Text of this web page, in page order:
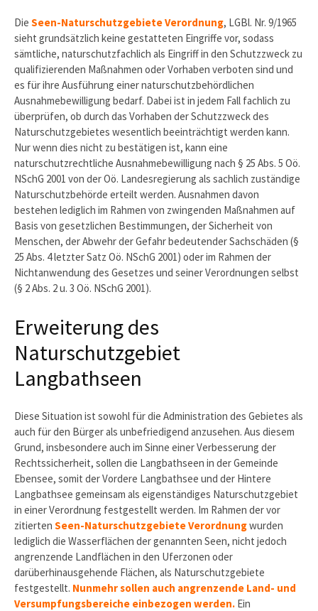
Die Seen-Naturschutzgebiete Verordnung, LGBl. Nr. 9/1965
sieht grundsätzlich keine gestatteten Eingriffe vor, sodass
sämtliche, naturschutzfachlich als Eingriff in den Schutzzweck zu
qualifizierenden Maßnahmen oder Vorhaben verboten sind und
es für ihre Ausführung einer naturschutzbehördlichen
Ausnahmebewilligung bedarf. Dabei ist in jedem Fall fachlich zu
überprüfen, ob durch das Vorhaben der Schutzzweck des
Naturschutzgebietes wesentlich beeinträchtigt werden kann.
Nur wenn dies nicht zu bestätigen ist, kann eine
naturschutzrechtliche Ausnahmebewilligung nach § 25 Abs. 5 Oö.
NSchG 2001 von der Oö. Landesregierung als sachlich zuständige
Naturschutzbehörde erteilt werden. Ausnahmen davon
bestehen lediglich im Rahmen von zwingenden Maßnahmen auf
Basis von gesetzlichen Bestimmungen, der Sicherheit von
Menschen, der Abwehr der Gefahr bedeutender Sachschäden (§
25 Abs. 4 letzter Satz Oö. NSchG 2001) oder im Rahmen der
Nichtanwendung des Gesetzes und seiner Verordnungen selbst
(§ 2 Abs. 2 u. 3 Oö. NSchG 2001).
Erweiterung des
Naturschutzgebiet
Langbathseen
Diese Situation ist sowohl für die Administration des Gebietes als
auch für den Bürger als unbefriedigend anzusehen. Aus diesem
Grund, insbesondere auch im Sinne einer Verbesserung der
Rechtssicherheit, sollen die Langbathseen in der Gemeinde
Ebensee, somit der Vordere Langbathsee und der Hintere
Langbathsee gemeinsam als eigenständiges Naturschutzgebiet
in einer Verordnung festgestellt werden. Im Rahmen der vor
zitierten Seen-Naturschutzgebiete Verordnungwurden
lediglich die Wasserflächen der genannten Seen, nicht jedoch
angrenzende Landflächen in den Uferzonen oder
darüberhinausgehende Flächen, als Naturschutzgebiete
festgestellt. Nunmehr sollen auch angrenzende Land- und
Versumpfungsbereiche einbezogen werden. Ein